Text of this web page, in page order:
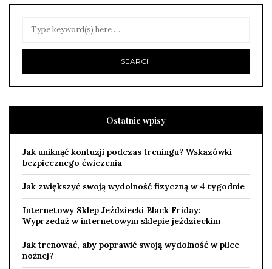
Ostatnie wpisy
Jak uniknąć kontuzji podczas treningu? Wskazówki
bezpiecznego ćwiczenia
Jak zwiększyć swoją wydolność fizyczną w 4 tygodnie
Internetowy Sklep Jeździecki Black Friday:
Wyprzedaż w internetowym sklepie jeździeckim
Jak trenować, aby poprawić swoją wydolność w pilce
nożnej?